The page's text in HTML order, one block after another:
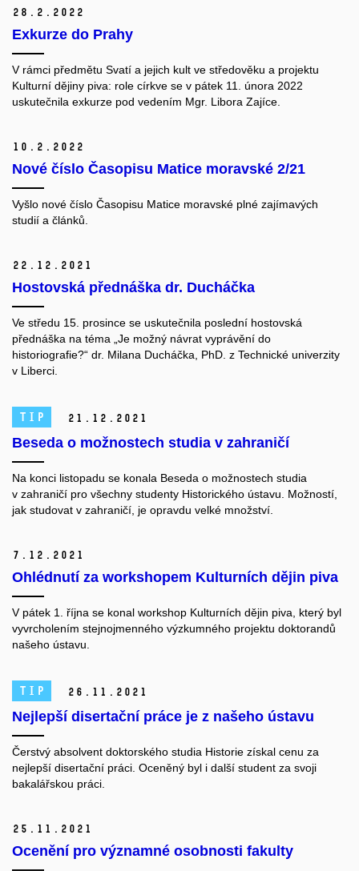
28. 2. 2022
Exkurze do Prahy
V rámci předmětu Svatí a jejich kult ve středověku a projektu
Kulturní dějiny piva: role církve se v pátek 11. února 2022
uskutečnila exkurze pod vedením Mgr. Libora Zajíce.
10. 2. 2022
Nové číslo Časopisu Matice moravské 2/21
Vyšlo nové číslo Časopisu Matice moravské plné zajímavých
studií a článků.
22. 12. 2021
Hostovská přednáška dr. Ducháčka
Ve středu 15. prosince se uskutečnila poslední hostovská
přednáška na téma „Je možný návrat vyprávění do
historiografie?“ dr. Milana Ducháčka, PhD. z Technické univerzity
v Liberci.
TIP 21. 12. 2021
Beseda o možnostech studia v zahraničí
Na konci listopadu se konala Beseda o možnostech studia
v zahraničí pro všechny studenty Historického ústavu. Možností,
jak studovat v zahraničí, je opravdu velké množství.
7. 12. 2021
Ohlédnutí za workshopem Kulturních dějin piva
V pátek 1. října se konal workshop Kulturních dějin piva, který byl
vyvrcholením stejnojmenného výzkumného projektu doktorandů
našeho ústavu.
TIP 26. 11. 2021
Nejlepší disertační práce je z našeho ústavu
Čerstvý absolvent doktorského studia Historie získal cenu za
nejlepší disertační práci. Oceněný byl i další student za svoji
bakalářskou práci.
25. 11. 2021
Ocenění pro významné osobnosti fakulty